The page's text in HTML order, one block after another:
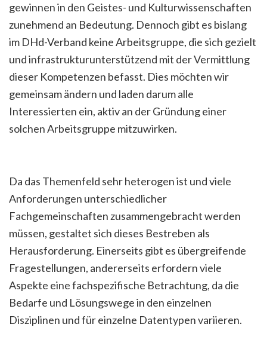
gewinnen in den Geistes- und Kulturwissenschaften
zunehmend an Bedeutung. Dennoch gibt es bislang
im DHd-Verband keine Arbeitsgruppe, die sich gezielt
und infrastrukturunterstützend mit der Vermittlung
dieser Kompetenzen befasst. Dies möchten wir
gemeinsam ändern und laden darum alle
Interessierten ein, aktiv an der Gründung einer
solchen Arbeitsgruppe mitzuwirken.
Da das Themenfeld sehr heterogen ist und viele
Anforderungen unterschiedlicher
Fachgemeinschaften zusammengebracht werden
müssen, gestaltet sich dieses Bestreben als
Herausforderung. Einerseits gibt es übergreifende
Fragestellungen, andererseits erfordern viele
Aspekte eine fachspezifische Betrachtung, da die
Bedarfe und Lösungswege in den einzelnen
Disziplinen und für einzelne Datentypen variieren.